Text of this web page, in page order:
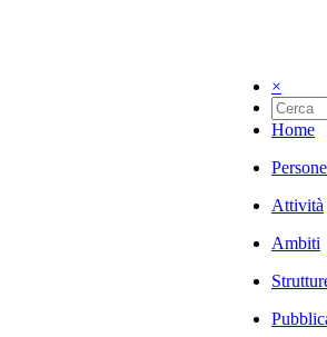
×
Home
Persone
Attività
Ambiti